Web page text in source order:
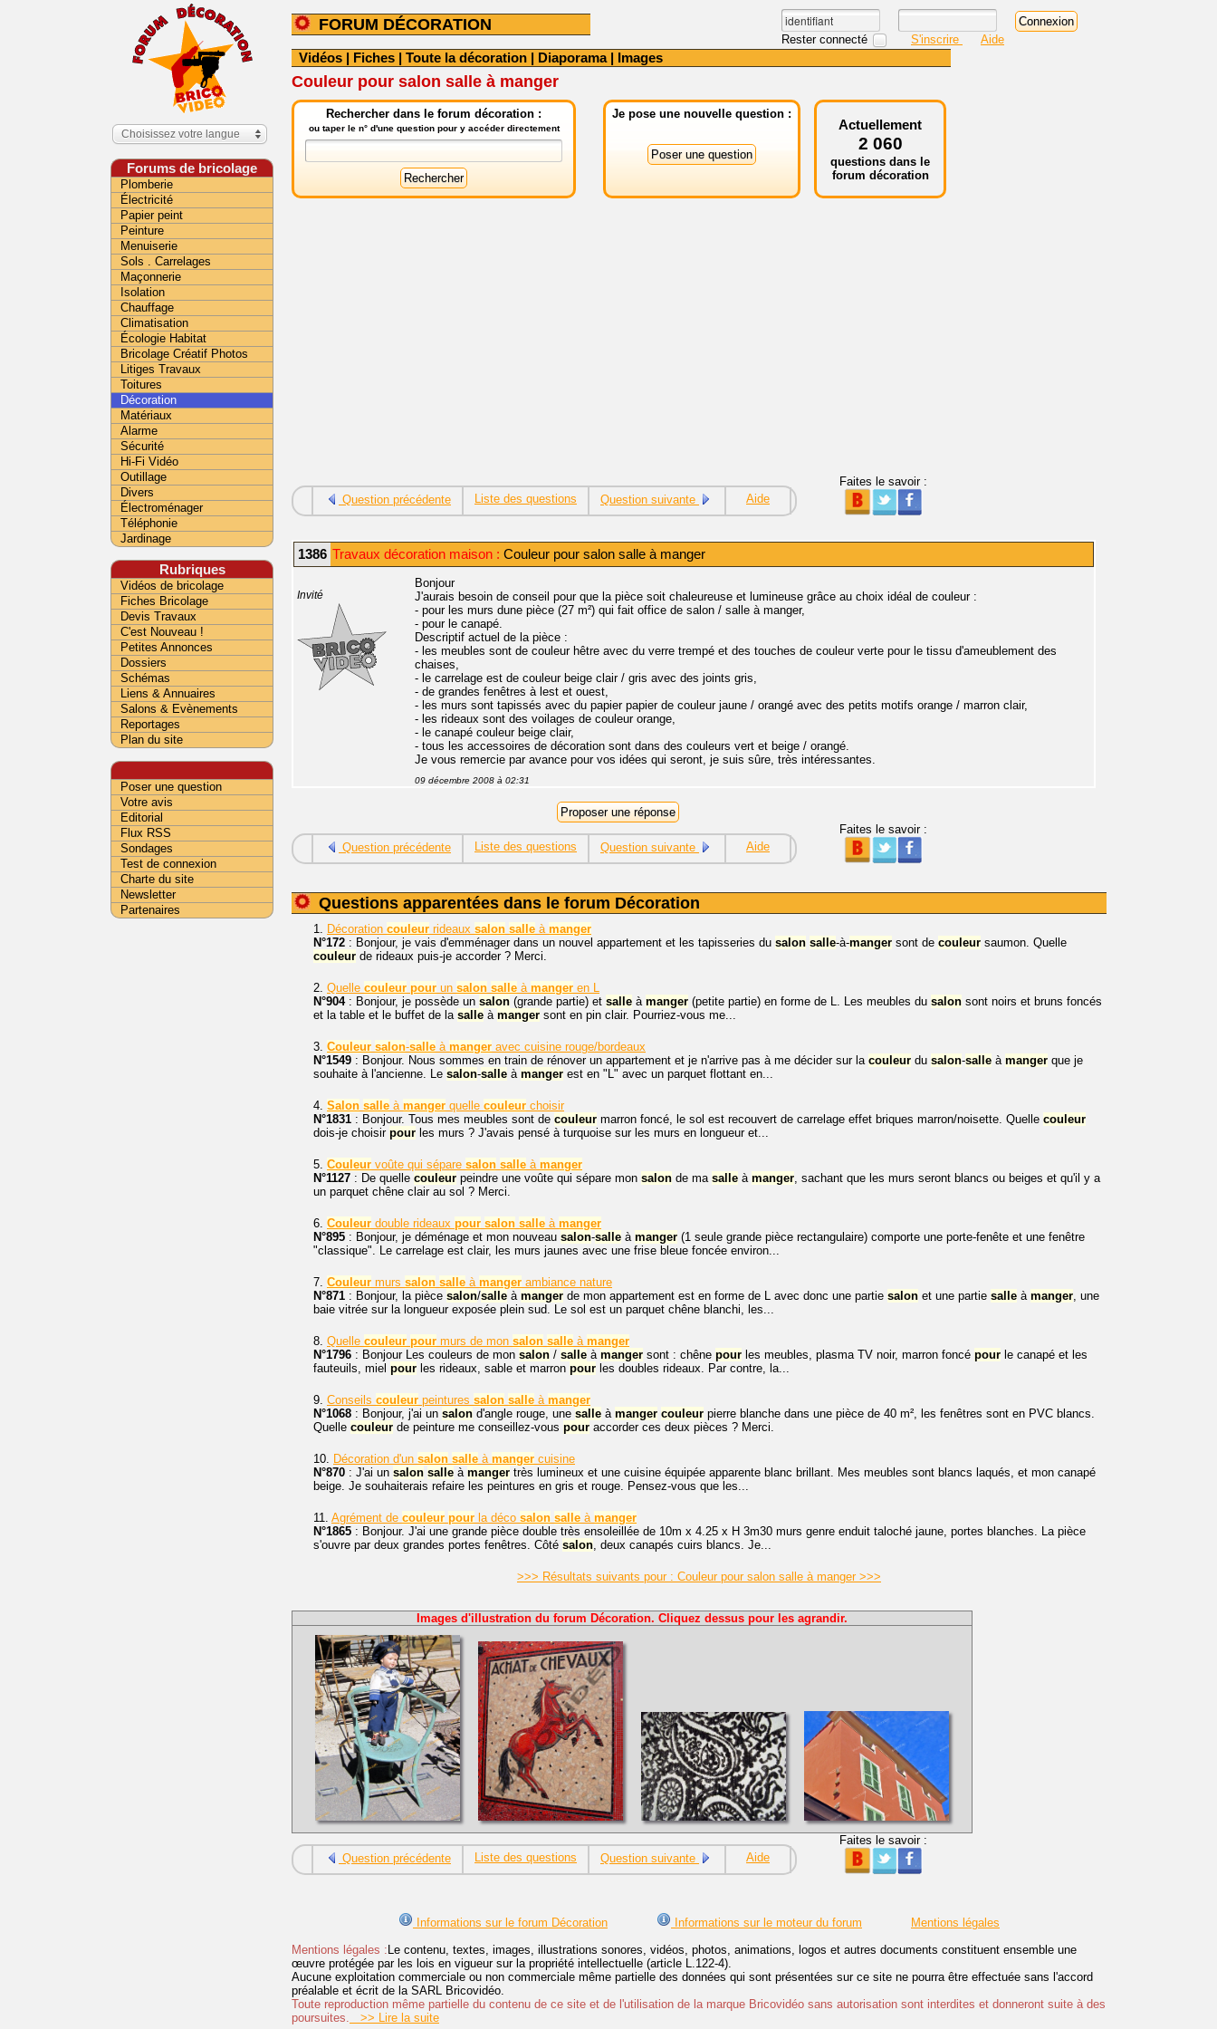
FORUM DÉCORATION
Rester connecté S'inscrire Aide
Vidéos | Fiches | Toute la décoration | Diaporama| Images
Couleur pour salon salle à manger
Rechercher dans le forum décoration :
ou taper le n° d'une question pour y accéder directement
Je pose une nouvelle question :
Actuellement
2 060
questions dans le
forum décoration
Question précédente Liste des questions Question suivante Aide
Faites le savoir :
1386 Travaux décoration maison : Couleur pour salon salle à manger
Invité
Bonjour
J'aurais besoin de conseil pour que la pièce soit chaleureuse et lumineuse grâce au choix idéal de couleur :
- pour les murs dune pièce (27 m²) qui fait office de salon / salle à manger,
- pour le canapé.
Descriptif actuel de la pièce :
- les meubles sont de couleur hêtre avec du verre trempé et des touches de couleur verte pour le tissu d'ameublement des
chaises,
- le carrelage est de couleur beige clair / gris avec des joints gris,
- de grandes fenêtres à lest et ouest,
- les murs sont tapissés avec du papier papier de couleur jaune / orangé avec des petits motifs orange / marron clair,
- les rideaux sont des voilages de couleur orange,
- le canapé couleur beige clair,
- tous les accessoires de décoration sont dans des couleurs vert et beige / orangé.
Je vous remercie par avance pour vos idées qui seront, je suis sûre, très intéressantes.
09 décembre 2008 à 02:31
Question précédente Liste des questions Question suivante Aide
Faites le savoir :
Questions apparentées dans le forum Décoration
1. Décoration couleur rideaux salon salle à manger
N°172 : Bonjour, je vais d'emménager dans un nouvel appartement et les tapisseries du salon salle-à-manger sont de couleur saumon. Quelle
couleur de rideaux puis-je accorder ? Merci.
2. Quelle couleur pour un salon salle à manger en L
N°904: Bonjour, je possède un salon (grande partie) et salle à manger (petite partie) en forme de L. Les meubles du salon sont noirs et bruns foncés
et la table et le buffet de la salle à manger sont en pin clair. Pourriez-vous me...
3. Couleur salon-salle à manger avec cuisine rouge/bordeaux
N°1549 : Bonjour. Nous sommes en train de rénover un appartement et je n'arrive pas à me décider sur la couleur du salon-salle à manger que je
souhaite à l'ancienne. Le salon-salle à manger est en "L" avec un parquet flottant en...
4. Salon salle à manger quelle couleur choisir
N°1831 : Bonjour. Tous mes meubles sont de couleur marron foncé, le sol est recouvert de carrelage effet briques marron/noisette. Quelle couleur
dois-je choisir pour les murs ? J'avais pensé à turquoise sur les murs en longueur et...
5. Couleur voûte qui sépare salon salle à manger
N°1127 : De quelle couleur peindre une voûte qui sépare mon salon de ma salle à manger, sachant que les murs seront blancs ou beiges et qu'il y a
un parquet chêne clair au sol ? Merci.
6. Couleur double rideaux pour salon salle à manger
N°895 : Bonjour, je déménage et mon nouveau salon-salle à manger (1 seule grande pièce rectangulaire) comporte une porte-fenête et une fenêtre
"classique". Le carrelage est clair, les murs jaunes avec une frise bleue foncée environ...
7. Couleur murs salon salle à manger ambiance nature
N°871 : Bonjour, la pièce salon/salle à manger de mon appartement est en forme de L avec donc une partie salon et une partie salle à manger, une
baie vitrée sur la longueur exposée plein sud. Le sol est un parquet chêne blanchi, les...
8. Quelle couleur pour murs de mon salon salle à manger
N°1796 : Bonjour Les couleurs de mon salon / salle à manger sont : chêne pour les meubles, plasma TV noir, marron foncé pour le canapé et les
fauteuils, miel pour les rideaux, sable et marron pour les doubles rideaux. Par contre, la...
9. Conseils couleur peintures salon salle à manger
N°1068 : Bonjour, j'ai un salon d'angle rouge, une salle à manger couleur pierre blanche dans une pièce de 40 m², les fenêtres sont en PVC blancs.
Quelle couleur de peinture me conseillez-vous pour accorder ces deux pièces ? Merci.
10. Décoration d'un salon salle à manger cuisine
N°870 : J'ai un salon salle à manger très lumineux et une cuisine équipée apparente blanc brillant. Mes meubles sont blancs laqués, et mon canapé
beige. Je souhaiterais refaire les peintures en gris et rouge. Pensez-vous que les...
11. Agrément de couleur pour la déco salon salle à manger
N°1865 : Bonjour. J'ai une grande pièce double très ensoleillée de 10m x 4.25 x H 3m30 murs genre enduit taloché jaune, portes blanches. La pièce
s'ouvre par deux grandes portes fenêtres. Côté salon, deux canapés cuirs blancs. Je...
>>> Résultats suivants pour : Couleur pour salon salle à manger >>>
Images d'illustration du forum Décoration. Cliquez dessus pour les agrandir.
Question précédente Liste des questions Question suivante Aide
Faites le savoir :
Informations sur le forum Décoration Informations sur le moteur du forum
Mentions légales
Mentions légales : Le contenu, textes, images, illustrations sonores, vidéos, photos, animations, logos et autres documents constituent ensemble une
œuvre protégée par les lois en vigueur sur la propriété intellectuelle (article L.122-4).
Aucune exploitation commerciale ou non commerciale même partielle des données qui sont présentées sur ce site ne pourra être effectuée sans l'accord
préalable et écrit de la SARL Bricovidéo.
Toute reproduction même partielle du contenu de ce site et de l'utilisation de la marque Bricovidéo sans autorisation sont interdites et donneront suite à des
poursuites. >> Lire la suite
Choisissez votre langue
Forums de bricolage
Plomberie
Électricité
Papier peint
Peinture
Menuiserie
Sols . Carrelages
Maçonnerie
Isolation
Chauffage
Climatisation
Écologie Habitat
Bricolage Créatif Photos
Litiges Travaux
Toitures
Décoration
Matériaux
Alarme
Sécurité
Hi-Fi Vidéo
Outillage
Divers
Électroménager
Téléphonie
Jardinage
Rubriques
Vidéos de bricolage
Fiches Bricolage
Devis Travaux
C'est Nouveau !
Petites Annonces
Dossiers
Schémas
Liens & Annuaires
Salons & Evènements
Reportages
Plan du site
Poser une question
Votre avis
Editorial
Flux RSS
Sondages
Test de connexion
Charte du site
Newsletter
Partenaires